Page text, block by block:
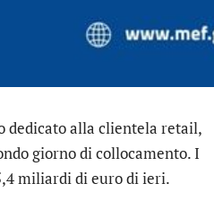
dedicato alla clientela retail,
giorno di collocamento. I
miliardi di euro di ieri.